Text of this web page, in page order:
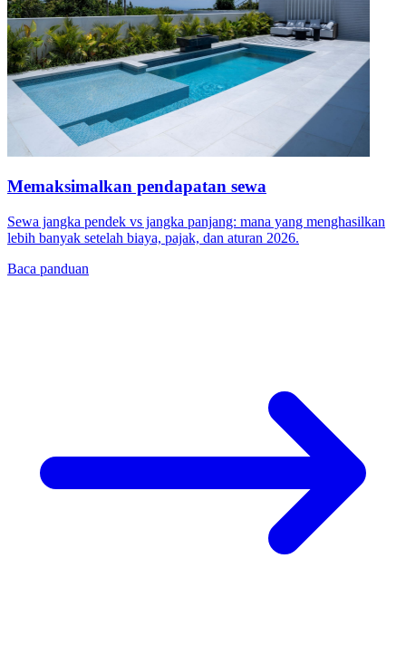
Memaksimalkan pendapatan sewa
Sewa jangka pendek vs jangka panjang: mana yang menghasilkan
lebih banyak setelah biaya, pajak, dan aturan 2026.
Baca panduan